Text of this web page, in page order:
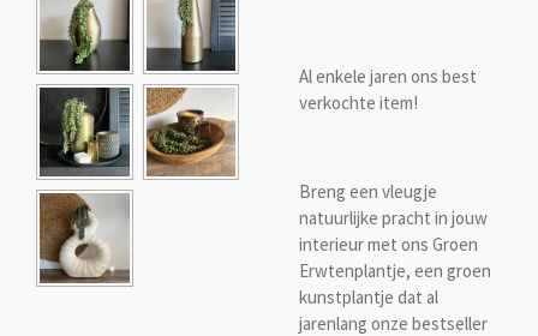
Al enkele jaren ons best
verkochte item!
Breng een vleugje
natuurlijke pracht in jouw
interieur met ons Groen
Erwtenplantje, een groen
kunstplantje dat al
jarenlang onze bestseller